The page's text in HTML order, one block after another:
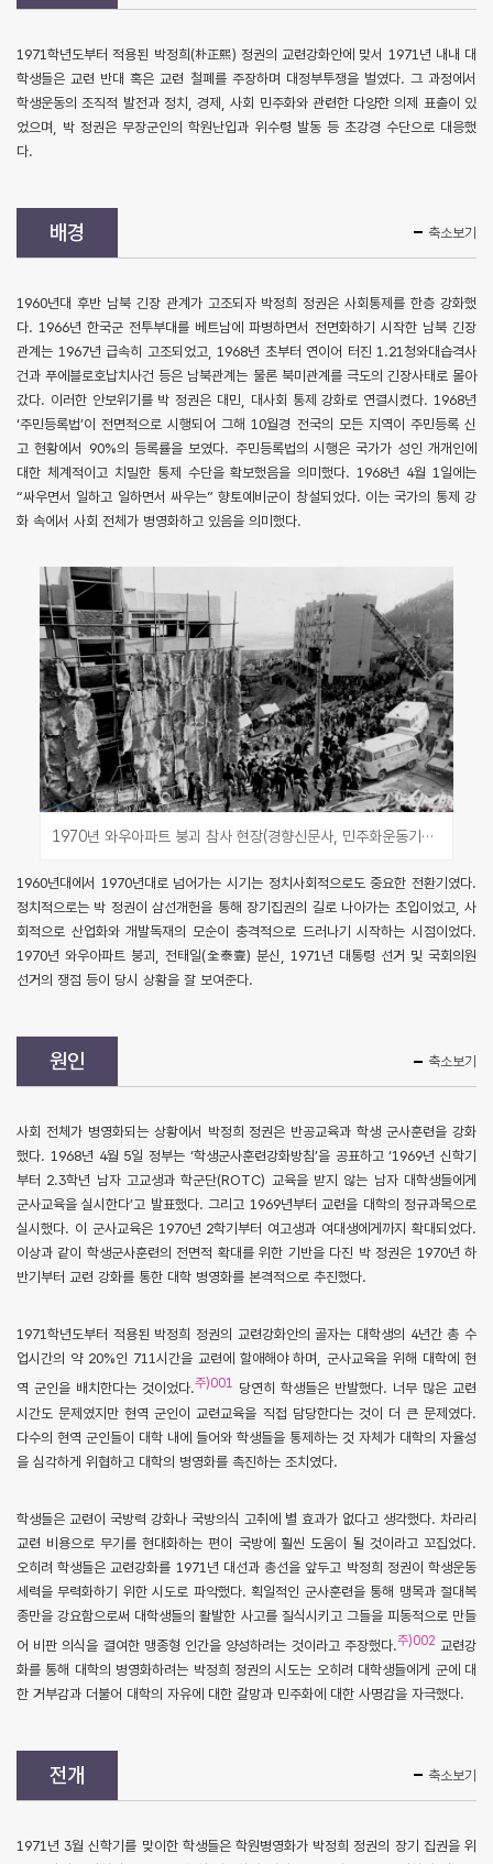
1971학년도부터 적용된 박정희(朴正熙) 정권의 교련강화안에 맞서 1971년 내내 대
학생들은 교련 반대 혹은 교련 철폐를 주장하며 대정부투쟁을 벌였다. 그 과정에서
학생운동의 조직적 발전과 정치, 경제, 사회 민주화와 관련한 다양한 의제 표출이 있
었으며, 박 정권은 무장군인의 학원난입과 위수령 발동 등 초강경 수단으로 대응했
다.
배경 축소보기
1960년대 후반 남북 긴장 관계가 고조되자 박정희 정권은 사회통제를 한층 강화했
다. 1966년 한국군 전투부대를 베트남에 파병하면서 전면화하기 시작한 남북 긴장
관계는 1967년 급속히 고조되었고, 1968년 초부터 연이어 터진 1.21청와대습격사
건과 푸에블로호납치사건 등은 남북관계는 물론 북미관계를 극도의 긴장사태로 몰아
갔다. 이러한 안보위기를 박 정권은 대민, 대사회 통제 강화로 연결시켰다. 1968년
‘주민등록법’이 전면적으로 시행되어 그해 10월경 전국의 모든 지역이 주민등록 신
고 현황에서 90%의 등록률을 보였다. 주민등록법의 시행은 국가가 성인 개개인에
대한 체계적이고 치밀한 통제 수단을 확보했음을 의미했다. 1968년 4월 1일에는
“싸우면서 일하고 일하면서 싸우는” 향토예비군이 창설되었다. 이는 국가의 통제 강
화 속에서 사회 전체가 병영화하고 있음을 의미했다.
1970년 와우아파트 붕괴 참사 현장(경향신문사, 민주화운동기념사업회)
1960년대에서 1970년대로 넘어가는 시기는 정치사회적으로도 중요한 전환기였다.
정치적으로는 박 정권이 삼선개헌을 통해 장기집권의 길로 나아가는 초입이었고, 사
회적으로 산업화와 개발독재의 모순이 충격적으로 드러나기 시작하는 시점이었다.
1970년 와우아파트 붕괴, 전태일(全泰壹) 분신, 1971년 대통령 선거 및 국회의원
선거의 쟁점 등이 당시 상황을 잘 보여준다.
원인 축소보기
사회 전체가 병영화되는 상황에서 박정희 정권은 반공교육과 학생 군사훈련을 강화
했다. 1968년 4월 5일 정부는 ‘학생군사훈련강화방침’을 공표하고 ‘1969년 신학기
부터 2.3학년 남자 고교생과 학군단(ROTC) 교육을 받지 않는 남자 대학생들에게
군사교육을 실시한다’고 발표했다. 그리고 1969년부터 교련을 대학의 정규과목으로
실시했다. 이 군사교육은 1970년 2학기부터 여고생과 여대생에게까지 확대되었다.
이상과 같이 학생군사훈련의 전면적 확대를 위한 기반을 다진 박 정권은 1970년 하
반기부터 교련 강화를 통한 대학 병영화를 본격적으로 추진했다.
1971학년도부터 적용된 박정희 정권의 교련강화안의 골자는 대학생의 4년간 총 수
업시간의 약 20%인 711시간을 교련에 할애해야 하며, 군사교육을 위해 대학에 현
역 군인을 배치한다는 것이었다.주)001 당연히 학생들은 반발했다. 너무 많은 교련
시간도 문제였지만 현역 군인이 교련교육을 직접 담당한다는 것이 더 큰 문제였다.
다수의 현역 군인들이 대학 내에 들어와 학생들을 통제하는 것 자체가 대학의 자율성
을 심각하게 위협하고 대학의 병영화를 촉진하는 조치였다.
학생들은 교련이 국방력 강화나 국방의식 고취에 별 효과가 없다고 생각했다. 차라리
교련 비용으로 무기를 현대화하는 편이 국방에 훨씬 도움이 될 것이라고 꼬집었다.
오히려 학생들은 교련강화를 1971년 대선과 총선을 앞두고 박정희 정권이 학생운동
세력을 무력화하기 위한 시도로 파악했다. 획일적인 군사훈련을 통해 맹목과 절대복
종만을 강요함으로써 대학생들의 활발한 사고를 질식시키고 그들을 피동적으로 만들
어 비판 의식을 결여한 맹종형 인간을 양성하려는 것이라고 주장했다.주)002 교련강
화를 통해 대학의 병영화하려는 박정희 정권의 시도는 오히려 대학생들에게 군에 대
한 거부감과 더불어 대학의 자유에 대한 갈망과 민주화에 대한 사명감을 자극했다.
전개 축소보기
1971년 3월 신학기를 맞이한 학생들은 학원병영화가 박정희 정권의 장기 집권을 위